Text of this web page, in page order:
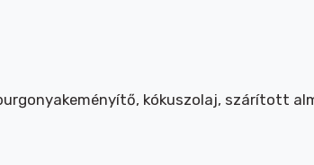
kókuszolaj, szárított